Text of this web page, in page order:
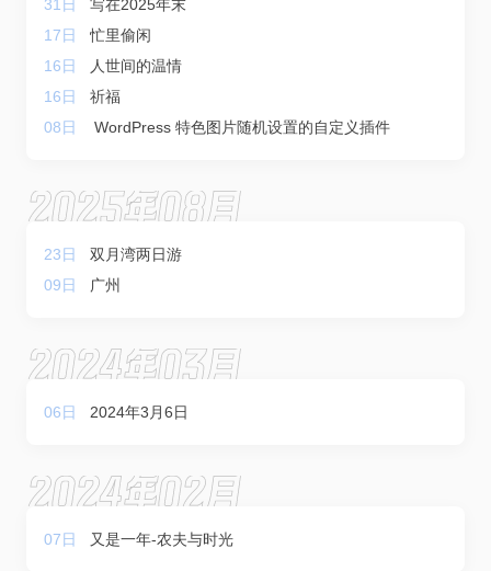
31日
写在2025年末
17日
忙里偷闲
16日
人世间的温情
16日
祈福
08日
WordPress 特色图片随机设置的自定义插件
2025年08月
23日
双月湾两日游
09日
广州
2024年03月
06日 2024年3月6日
2024年02月
07日 又是一年-农夫与时光